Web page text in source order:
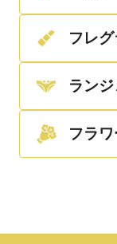
フレ
ラン
フラ